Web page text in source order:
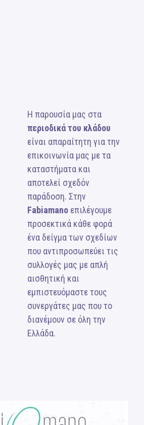
Η παρουσία μας στα
περιοδικά του κλάδου
είναι απαραίτητη για την
επικοινωνία μας με τα
καταστήματα και
αποτελεί σχεδόν
παράδοση. Στην
Fabiamano επιλέγουμε
προσεκτικά κάθε φορά
ένα δείγμα των σχεδίων
που αντιπροσωπεύει τις
συλλογές μας με απλή
αισθητική και
εμπιστευόμαστε τους
συνεργάτες μας που το
διανέμουν σε όλη την
Ελλάδα.